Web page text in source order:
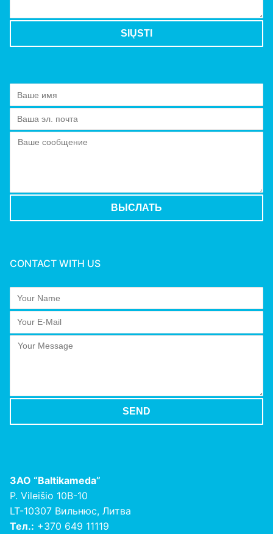
CONTACT WITH US
ЗАО “Baltikameda”
P. Vileišio 10B-10
LT-10307 Вильнюс, Литва
Тел.: +370 649 11119